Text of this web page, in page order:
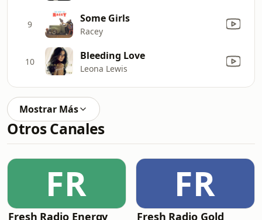
9 Some Girls
Racey
10 Bleeding Love
Leona Lewis
Mostrar Más
Otros Canales
FR
Fresh Radio Energy
FR
Fresh Radio Gold